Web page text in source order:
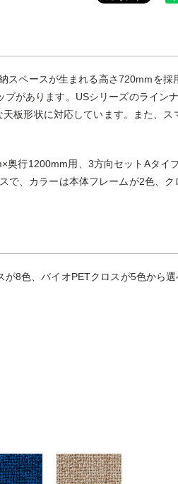
スペースが生まれる高さ720mmを採
があります。USシリーズのライン
板形状に対応しています。また、ス
奥行1200mm用、3方向セットAタイ
で、カラーは本体フレームが2色、ク
8色、バイオPETクロスが5色から選